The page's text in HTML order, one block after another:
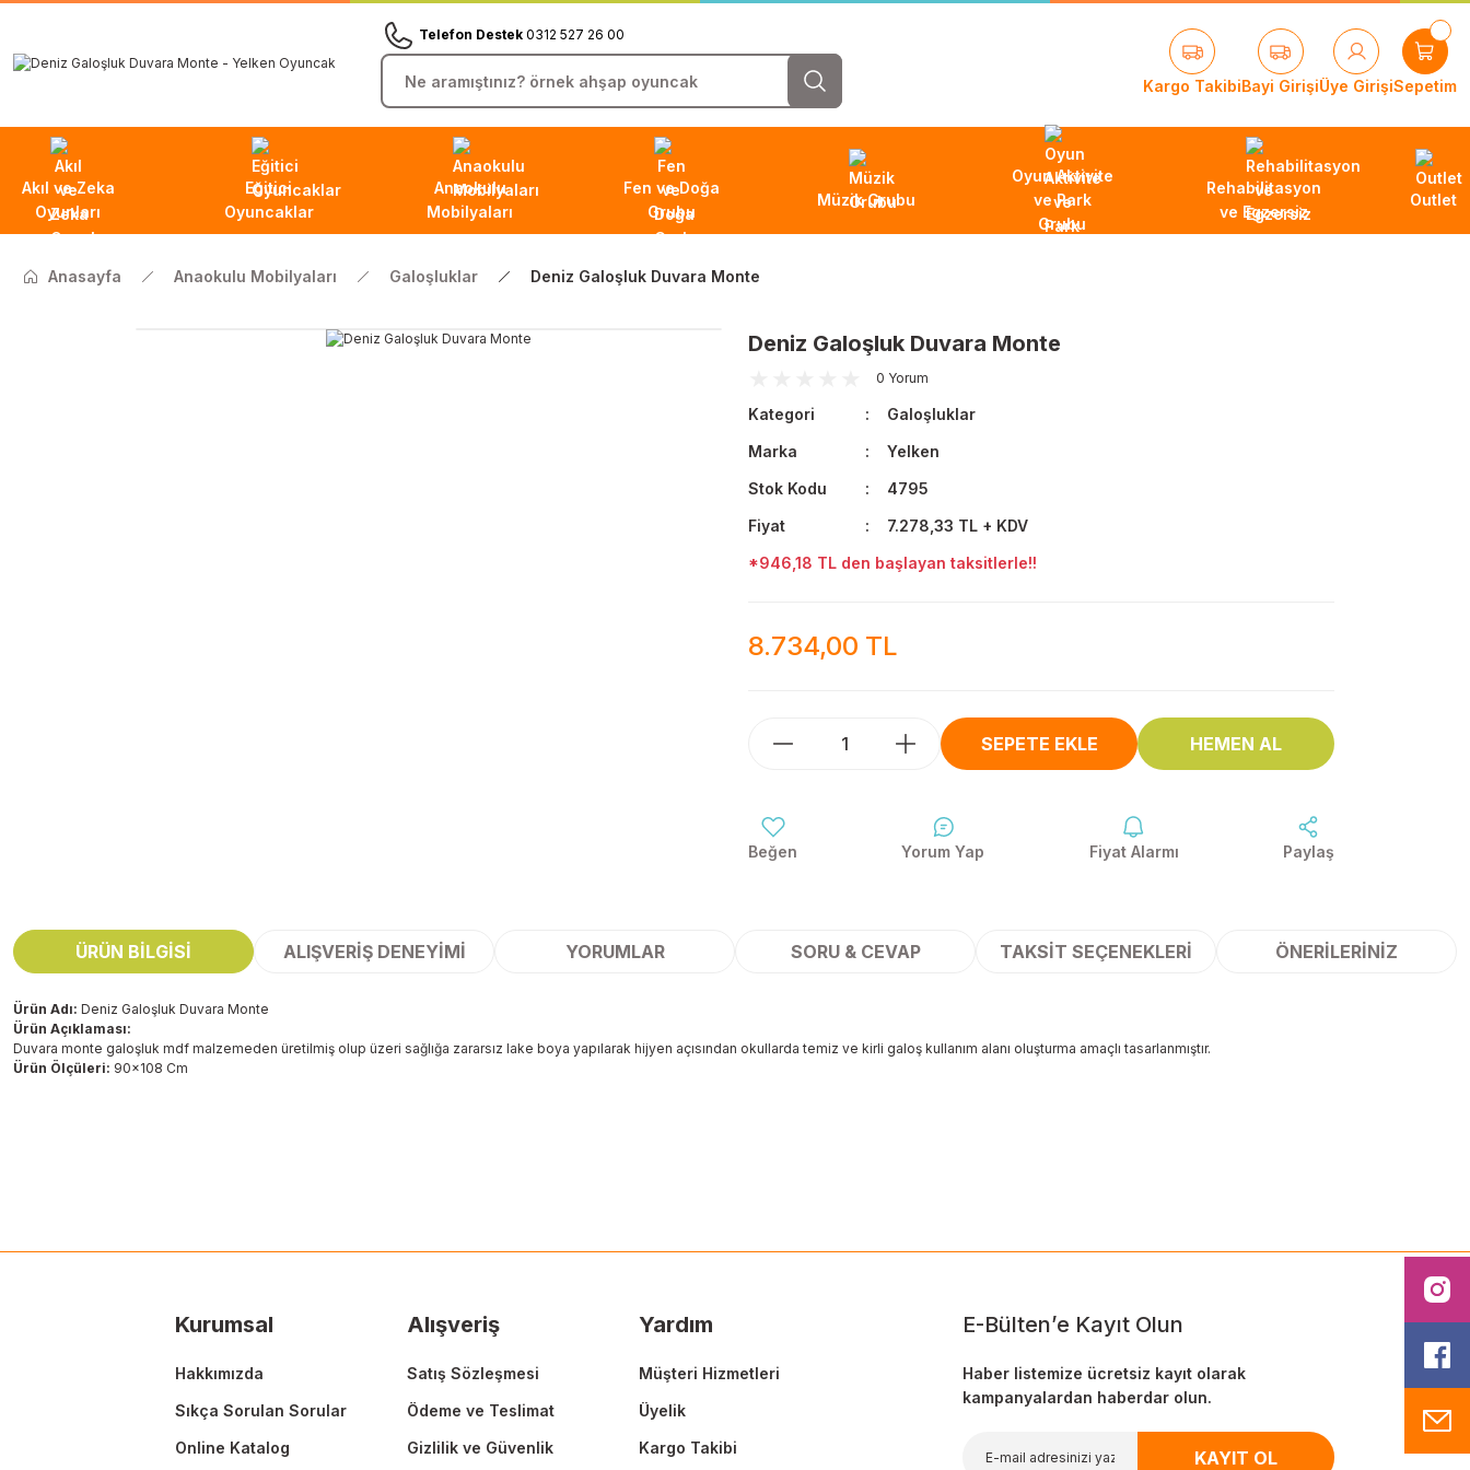
Telefon Destek 0312 527 26 00
Kargo TakibiBayi GirişiÜye GirişiSepetim
Akıl ve Zeka
Oyunları
Eğitici
Oyuncaklar
Anaokulu
Mobilyaları
Fen ve Doğa
Grubu
Müzik Grubu
Oyun Aktivite
ve Park
Grubu
Rehabilitasyon
ve Egzersiz
Outlet
Anasayfa Anaokulu Mobilyaları Galoşluklar Deniz Galoşluk Duvara Monte
Deniz Galoşluk Duvara Monte
0 Yorum
Kategori
Galoşluklar
Marka
Yelken
Stok Kodu
4795
Fiyat
7.278,33 TL + KDV
*946,18 TL den başlayan taksitlerle!!
8.734,00 TL
SEPETE EKLE HEMEN AL
Yorum Yap Fiyat Alarmı Paylaş
ÜRÜN BILGISI ALIŞVERIŞ DENEYIMI YORUMLAR SORU & CEVAP TAKSIT SEÇENEKLERI ÖNERILERINIZ
Ürün Adı: Deniz Galoşluk Duvara Monte
Ürün Açıklaması:
Duvara monte galoşluk mdf malzemeden üretilmiş olup üzeri sağlığa zararsız lake boya yapılarak hijyen açısından okullarda temiz ve kirli galoş kullanım alanı oluşturma amaçlı tasarlanmıştır.
Ürün Ölçüleri: 90x108 Cm
Bu ürüne benzer farklı alternatifler olmalı.
Kurumsal
Hakkımızda
Sıkça Sorulan Sorular
Online Katalog
Alışveriş
Satış Sözleşmesi
Ödeme ve Teslimat
Gizlilik ve Güvenlik
Yardım
Müşteri Hizmetleri
Üyelik
Kargo Takibi
E-Bülten’e Kayıt Olun
Haber listemize ücretsiz kayıt olarak
kampanyalardan haberdar olun.
KAYIT OL